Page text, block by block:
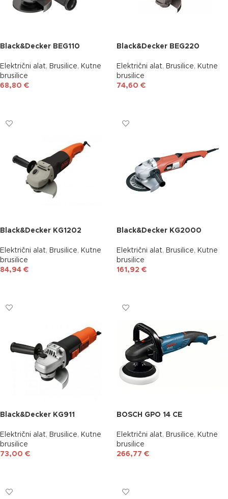
Black&Decker BEG110
Električni alat, Brusilice, Kutne
brusilice
68,80 €
Black&Decker BEG220
Električni alat, Brusilice, Kutne
brusilice
74,60 €
Black&Decker KG1202
Električni alat, Brusilice, Kutne
brusilice
84,94 €
Black&Decker KG2000
Električni alat, Brusilice, Kutne
brusilice
161,92 €
Black&Decker KG911
Električni alat, Brusilice, Kutne
brusilice
73,00 €
BOSCH GPO 14 CE
Električni alat, Brusilice, Kutne
brusilice
266,77 €